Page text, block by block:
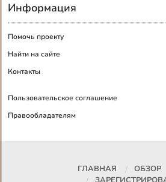
Информация
Помочь проекту
Найти на сайте
Контакты
Пользовательское соглашение
Правообладателям
ГЛАВНАЯ ОБЗОР